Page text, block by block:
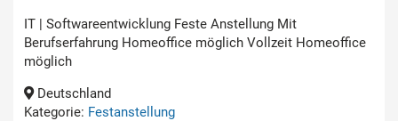
IT | Softwareentwicklung Feste Anstellung Mit
Berufserfahrung Homeoffice möglich Vollzeit Homeoffice
möglich
Deutschland
Kategorie: Festanstellung